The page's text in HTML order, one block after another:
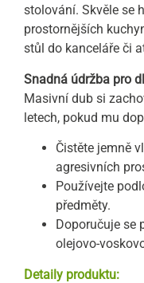
stolování. Skvěle se
prostornějších
stůl do kanceláře či
Snadná údržba pro
Masivní dub si
letech, pokud mu
Čistěte jemně
agresivních
Používejte
předměty.
Doporučuje se
olejovo-
Detaily produktu: